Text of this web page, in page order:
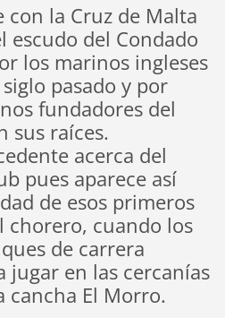
con la Cruz de Malta
escudo del Condado
los marinos ingleses
pasado y por
fundadores del
sus raíces.
acerca del
pues aparece así
de esos primeros
cuando los
de carrera
jugar en las cercanías
El Morro.